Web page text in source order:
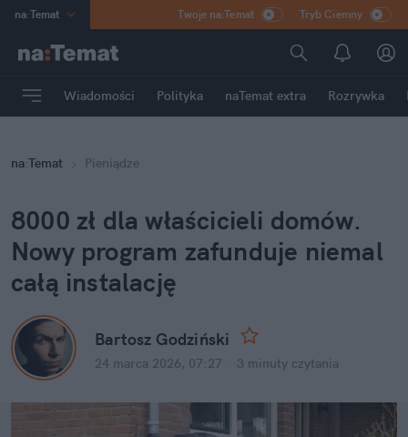
na:Temat
Poland
mama
Rozrywka
Twoje na:Temat Tryb Ciemny
Wiadomości Polityka naTemat extra Rozrywka
na:Temat Pieniądze
8000 zł dla właścicieli domów.
Nowy program zafunduje niemal
całą instalację
Bartosz Godziński
24 marca 2026, 07:27 3 minuty czytania